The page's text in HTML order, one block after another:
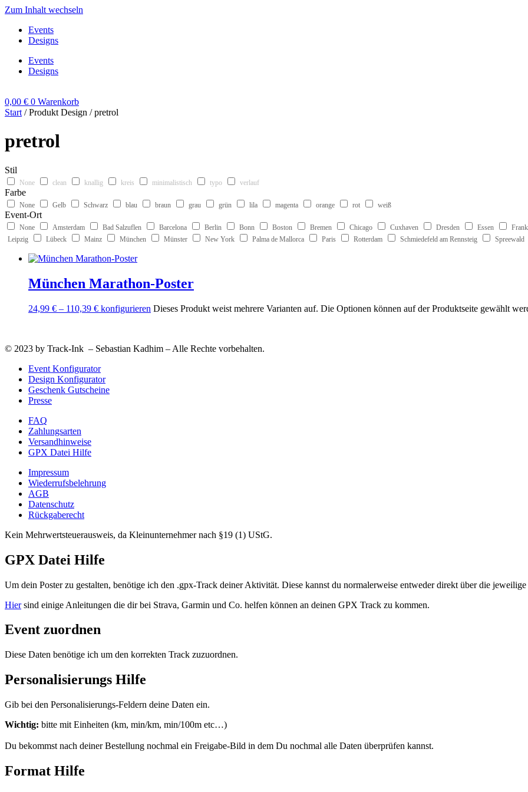
Zum Inhalt wechseln
Events
Designs
Events
Designs
0,00 € 0 Warenkorb
Start / Produkt Design / pretrol
pretrol
Stil
None clean knallig kreis minimalistisch typo verlauf
Farbe
None Gelb Schwarz blau braun grau grün lila magenta orange rot weiß
Event-Ort
None Amsterdam Bad Salzuflen Barcelona Berlin Bonn Boston Bremen Chicago Cuxhaven Dresden Essen
Leipzig
Lübeck Mainz München Münster New York Palma de Mallorca Paris Rotterdam Schmiedefeld am Rennsteig Spreewald
München Marathon-Poster
24,99 € – 110,39 € konfigurieren Dieses Produkt weist mehrere Varianten auf. Die Optionen können auf der Produktseite gewählt
© 2023 by Track-Ink – Sebastian Kadhim – Alle Rechte vorbehalten.
Event Konfigurator
Design Konfigurator
Geschenk Gutscheine
Presse
FAQ
Zahlungsarten
Versandhinweise
GPX Datei Hilfe
Impressum
Wiederrufsbelehrung
AGB
Datenschutz
Rückgaberecht
Kein Mehrwertsteuerausweis, da Kleinunternehmer nach §19 (1) UStG.
GPX Datei Hilfe
Um dein Poster zu gestalten, benötige ich den .gpx-Track deiner Aktivität. Diese kannst du normalerweise entweder direkt über die
Hiersind einige Anleitungen die dir bei Strava, Garmin und Co. helfen können an deinen GPX Track zu kommen.
Event zuordnen
Diese Daten benötige ich um den korrekten Track zuzuordnen.
Personalisierungs Hilfe
Gib bei den Personalisierungs-Feldern deine Daten ein.
Wichtig: bitte mit Einheiten (km, min/km, min/100m etc…)
Du bekommst nach deiner Bestellung nochmal ein Freigabe-Bild in dem Du nochmal alle Daten überprüfen kannst.
Format Hilfe